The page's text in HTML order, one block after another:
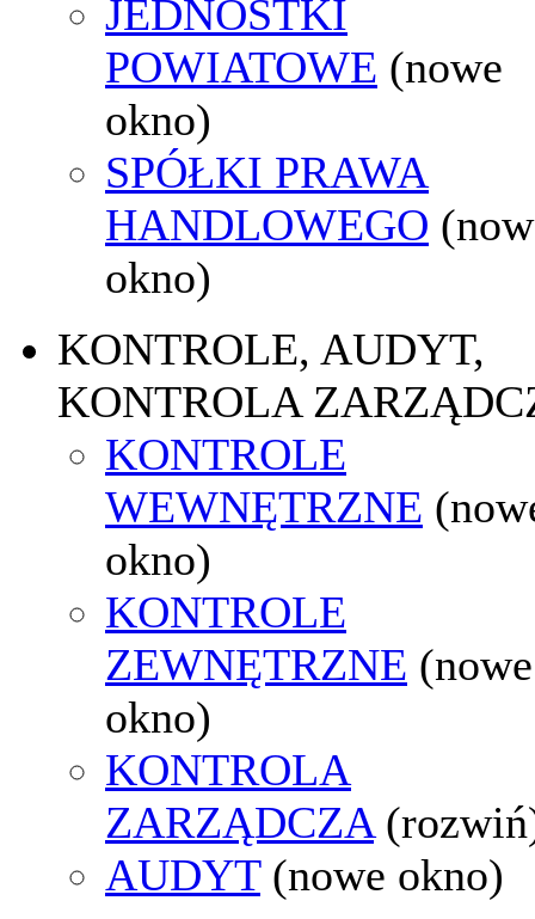
JEDNOSTKI
POWIATOWE (nowe
okno)
SPÓŁKI PRAWA
HANDLOWEGO
okno)
KONTROLE, AUDYT,
KONTROLA
KONTROLE
WEWNĘTRZNE
okno)
KONTROLE
ZEWNĘTRZNE (nowe
okno)
KONTROLA
ZARZĄDCZA
AUDYT (nowe okno)